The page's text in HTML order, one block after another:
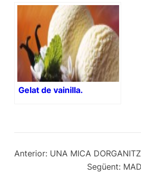
Gelat de vainilla.
Anterior: UNA MICA
Següent: